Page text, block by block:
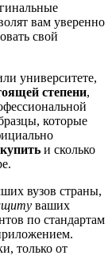
вам уверенно
свой
университете,
степени,
которые
и сколько
вузов страны,
ваших
по стандартам
только от